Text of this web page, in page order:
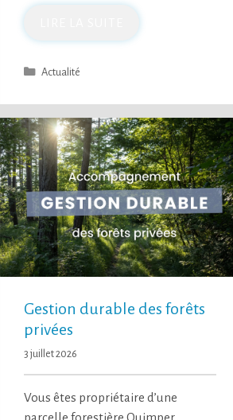
Actualité
Gestion durable des forêts
privées
3 juillet 2026
Vous êtes propriétaire d’une